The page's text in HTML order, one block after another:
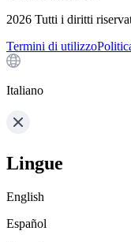
2026 Tutti i diritti
Termini di utilizzo
Italiano
Lingue
English
Español